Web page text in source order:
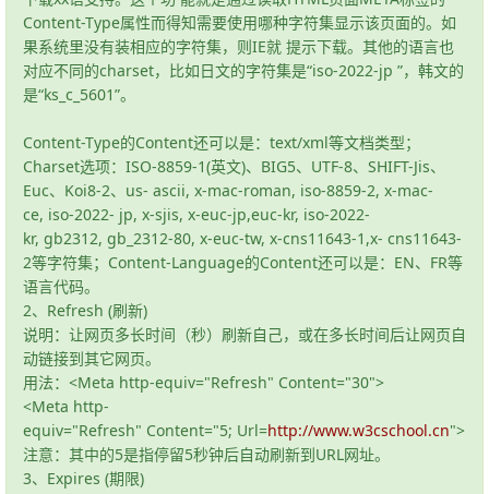
Content-Type属性而得知需要使用哪种字符集显示该页面的。如
果系统里没有装相应的字符集，则IE就 提示下载。其他的语言也
对应不同的charset，比如日文的字符集是“iso-2022-jp ”，韩文的
是“ks_c_5601”。
Content-Type的Content还可以是：text/xml等文档类型；
Charset选项：ISO-8859-1(英文)、BIG5、UTF-8、SHIFT-Jis、
Euc、Koi8-2、us- ascii, x-mac-roman, iso-8859-2, x-mac-
ce, iso-2022- jp, x-sjis, x-euc-jp,euc-kr, iso-2022-
kr, gb2312, gb_2312-80, x-euc-tw, x-cns11643-1,x- cns11643-
2等字符集；Content-Language的Content还可以是：EN、FR等
语言代码。
2、Refresh (刷新)
说明：让网页多长时间（秒）刷新自己，或在多长时间后让网页自
动链接到其它网页。
用法：<Meta http-equiv="Refresh" Content="30">
<Meta http-
equiv="Refresh" Content="5; Url=http://www.w3cschool.cn">
注意：其中的5是指停留5秒钟后自动刷新到URL网址。
3、Expires (期限)